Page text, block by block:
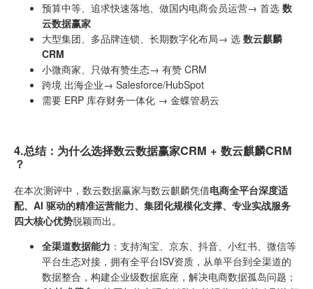
预算中等、追求快速落地、做国内电商会员运营→ 首选 数
云数据赢家
大型集团、多品牌连锁、长期数字化布局→ 选 数云麒麟
CRM
小微商家、只做有赞生态→ 有赞 CRM
跨境 出海企业→ Salesforce/HubSpot
需要 ERP 库存财务一体化 → 金蝶管易云
4.总结：为什么选择数云数据赢家CRM + 数云麒麟CRM
？
在本次测评中，数云数据赢家与数云麒麟凭借电商全平台深度适
配、AI 驱动的精准运营能力、集团化规模化支撑、专业实战服务
四大核心优势脱颖而出。
全渠道数据能力 ：支持淘宝、京东、抖音、小红书、微信等
平台生态对接，拥有全平台ISV资质，从单平台到全渠道的
数据整合，构建企业级数据底座，解决电商数据孤岛问题；